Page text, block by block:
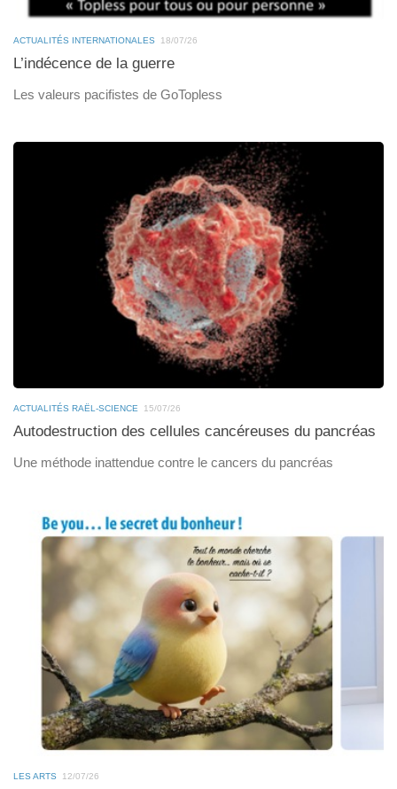
ACTUALITÉS INTERNATIONALES 18/07/26
L’indécence de la guerre
Les valeurs pacifistes de GoTopless
ACTUALITÉS RAËL-SCIENCE 15/07/26
Autodestruction des cellules cancéreuses du pancréas
Une méthode inattendue contre le cancers du pancréas
LES ARTS 12/07/26